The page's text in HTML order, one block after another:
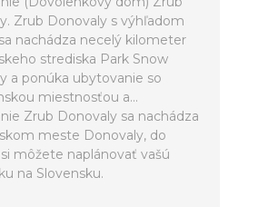
Zrub Donovaly s výhľadom
nachádza necelý kilometer
strediska Park Snow
a ponúka ubytovanie so
miestnosťou a...
Zrub Donovaly sa nachádza
meste Donovaly, do
môžete naplánovať vašú
na Slovensku.